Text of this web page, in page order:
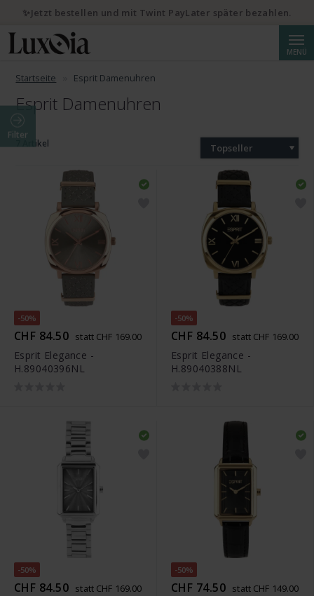
MENÜ
Startseite Esprit Damenuhren
Esprit Damenuhren
Filter
7 Artikel Topseller
-50%
CHF 84.50 statt CHF 169.00
Esprit Elegance -
H.89040396NL
-50%
CHF 84.50 statt CHF 169.00
Esprit Elegance -
H.89040388NL
-50%
CHF 84.50 statt CHF 169.00
-50%
CHF 74.50 statt CHF 149.00
✨Jetzt bestellen und mit Twint PayLater später bezahlen.